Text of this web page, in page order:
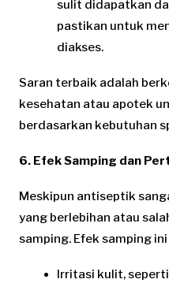
sulit didapatkan
pastikan untuk
diakses.
Saran terbaik adalah
kesehatan atau apotek
berdasarkan kebutuhan
6. Efek Samping dan
Meskipun antiseptik
yang berlebihan atau
samping. Efek samping
Irritasi kulit,